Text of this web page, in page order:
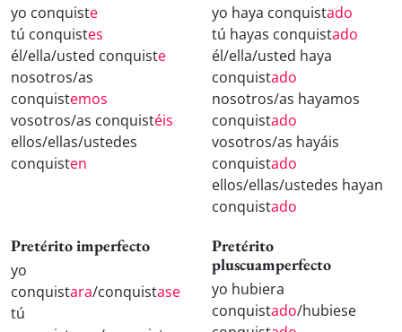
yo conquiste
tú conquistes
él/ella/usted conquiste
nosotros/as
conquistemos
vosotros/as conquistéis
ellos/ellas/ustedes
conquisten
yo haya conquistado
tú hayas conquistado
él/ella/usted haya
conquistado
nosotros/as hayamos
conquistado
vosotros/as hayáis
conquistado
ellos/ellas/ustedes hayan
conquistado
Pretérito imperfecto
yo
conquistara/conquistase
tú
Pretérito
pluscuamperfecto
yo hubiera
conquistado/hubiese